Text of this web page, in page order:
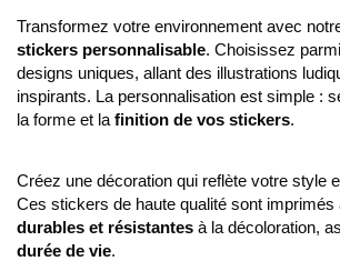
Transformez votre environnement avec
stickers personnalisable. Choisissez
designs uniques, allant des illustrations
inspirants. La personnalisation est simple :
la forme et la finition de vos stickers.
Créez une décoration qui reflète votre style
Ces stickers de haute qualité sont imprimés
durables et résistantes à la décoloration,
durée de vie.